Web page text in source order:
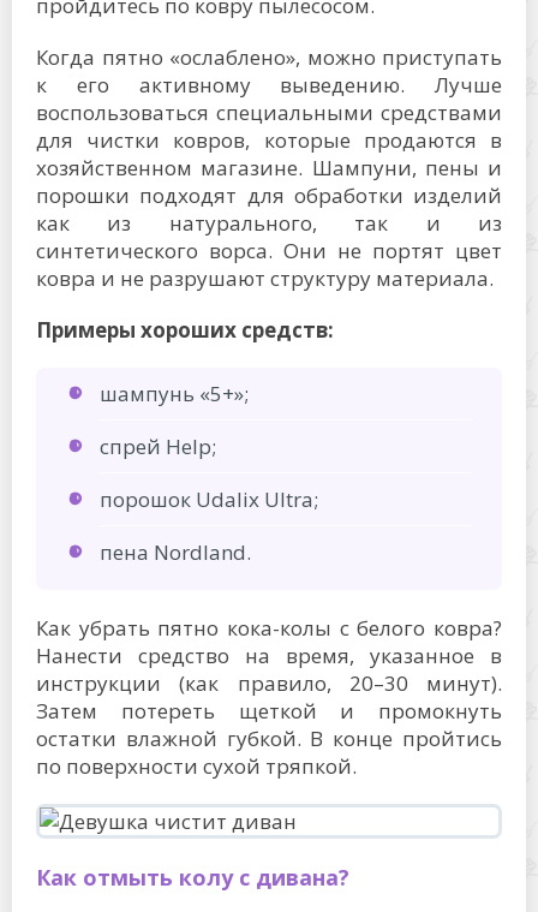
Когда пятно «ослаблено», можно приступать
к его активному выведению. Лучше
воспользоваться специальными средствами
для чистки ковров, которые продаются в
хозяйственном магазине. Шампуни, пены и
порошки подходят для обработки изделий
как из натурального, так и из
синтетического ворса. Они не портят цвет
ковра и не разрушают структуру материала.
Примеры хороших средств:
шампунь «5+»;
спрей Help;
порошок Udalix Ultra;
пена Nordland.
Как убрать пятно кока-колы с белого ковра?
Нанести средство на время, указанное в
инструкции (как правило, 20–30 минут).
Затем потереть щеткой и промокнуть
остатки влажной губкой. В конце пройтись
по поверхности сухой тряпкой.
Как отмыть колу с дивана?